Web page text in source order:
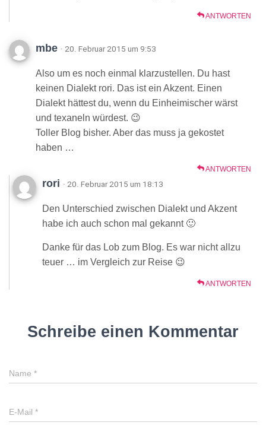
ANTWORTEN
mbe · 20. Februar 2015 um 9:53
Also um es noch einmal klarzustellen. Du hast
keinen Dialekt rori. Das ist ein Akzent. Einen
Dialekt hättest du, wenn du Einheimischer wärst
und texaneln würdest. 😉
Toller Blog bisher. Aber das muss ja gekostet
haben …
ANTWORTEN
rori · 20. Februar 2015 um 18:13
Den Unterschied zwischen Dialekt und Akzent
habe ich auch schon mal gekannt 🙂
Danke für das Lob zum Blog. Es war nicht allzu
teuer … im Vergleich zur Reise 😉
ANTWORTEN
Schreibe einen Kommentar
Name *
E-Mail *